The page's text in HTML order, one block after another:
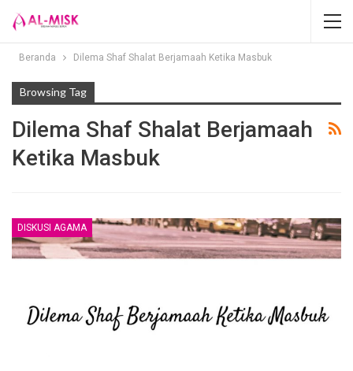
Beranda Dilema Shaf Shalat Berjamaah Ketika Masbuk
Browsing Tag
Dilema Shaf Shalat Berjamaah
Ketika Masbuk
DISKUSI AGAMA